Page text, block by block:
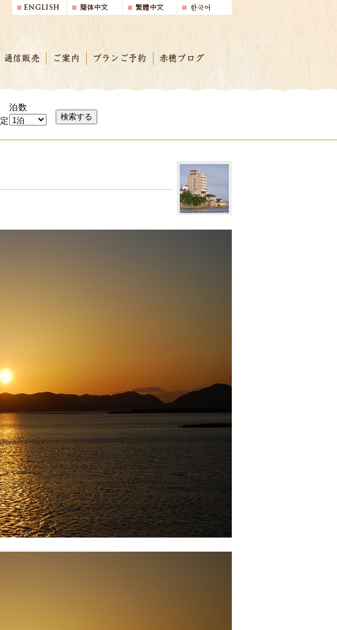
通信販売 ご案内 プランご予約 赤穂ブログ
泊数
検索する